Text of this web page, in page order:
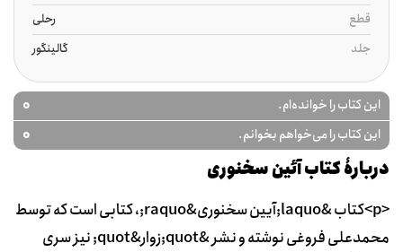
قطع
رحلی
جلد
گالینگور
این کتاب را خوانده‌ام. 0
این کتاب را می‌خواهم بخوانم. 0
دربارۀ کتاب آئین سخنوری
<p>کتاب &laquo;آیین سخنوری&raquo;، کتابی است که توسط
محمدعلی فروغی نوشته و نشر &quot;زوار&quot; نیز سری